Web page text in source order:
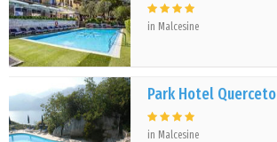
in Malcesine
Park Hotel Querceto
in Malcesine